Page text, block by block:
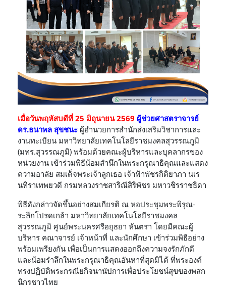
เมื่อวันพฤหัสบดีที่ 25 มิถุนายน 2569 ผู้ช่วยศาสตราจารย์
ดร.ธนาพล สุขชนะ ผู้อำนวยการสำนักส่งเสริมวิชาการและ
งานทะเบียน มหาวิทยาลัยเทคโนโลยีราชมงคลสุวรรณภูมิ
(มทร.สุวรรณภูมิ) พร้อมด้วยคณะผู้บริหารและบุคลากรของ
หน่วยงาน เข้าร่วมพิธีน้อมสำนึกในพระกรุณาธิคุณและแสดง
ความอาลัย สมเด็จพระเจ้าลูกเธอ เจ้าฟ้าพัชรกิติยาภา นเร
นทิราเทพยวดี กรมหลวงราชสาริณีสิริพัชร มหาวชิรราชธิดา
พิธีดังกล่าวจัดขึ้นอย่างสมเกียรติ ณ หอประชุมพระพิรุณ-
ระลึกโปรดเกล้า มหาวิทยาลัยเทคโนโลยีราชมงคล
สุวรรณภูมิ ศูนย์พระนครศรีอยุธยา หันตรา โดยมีคณะผู้
บริหาร คณาจารย์ เจ้าหน้าที่ และนักศึกษา เข้าร่วมพิธีอย่าง
พร้อมเพรียงกัน เพื่อเป็นการแสดงออกถึงความจงรักภักดี
และน้อมรำลึกในพระกรุณาธิคุณอันหาที่สุดมิได้ ที่พระองค์
ทรงปฏิบัติพระกรณียกิจนานัปการเพื่อประโยชน์สุขของพสก
นิกรชาวไทย